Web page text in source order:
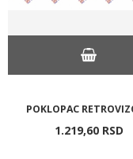
POKLOPAC
1.219,60 RSD